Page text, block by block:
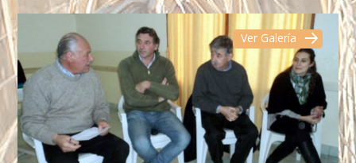
Ver Galería